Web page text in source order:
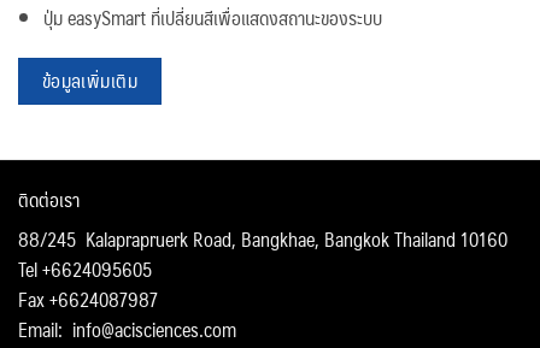
ปุ่ม easySmart ที่เปลี่ยนสีเพื่อแสดงสถานะของระบบ
ข้อมูลเพิ่มเติม
ติดต่อเรา
88/245 Kalaprapruerk Road, Bangkhae, Bangkok Thailand 10160
Tel +6624095605
Fax +6624087987
Email: info@acisciences.com